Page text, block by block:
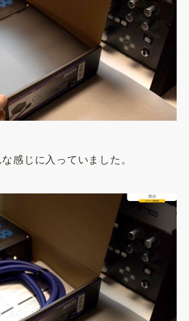
感じに入っていました。